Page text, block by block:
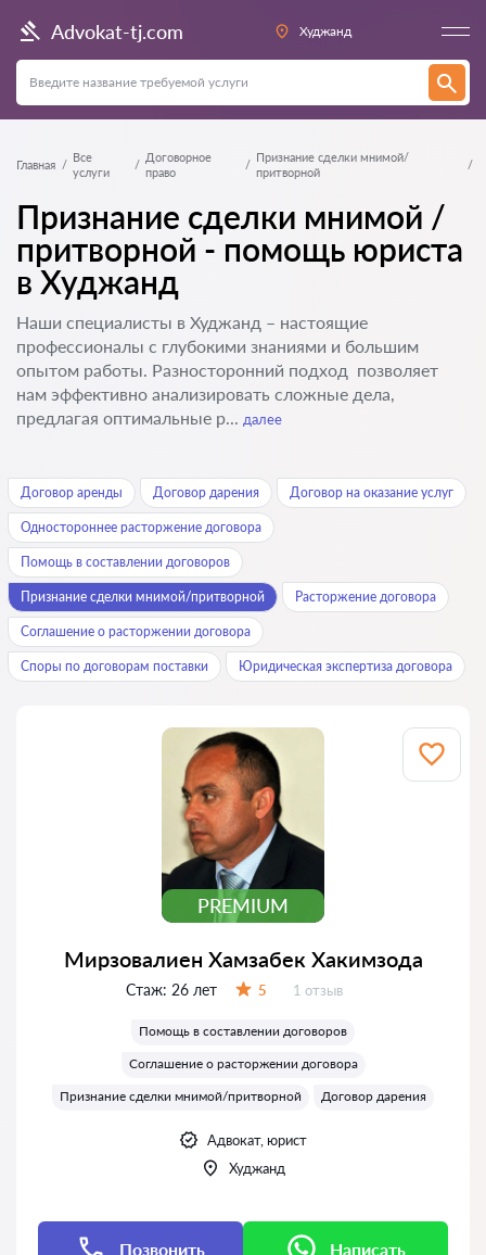
Advokat-tj.com Худжанд
Главная
Все
услуги
Договорное
право
Признание сделки мнимой/
притворной
Признание сделки мнимой /
притворной - помощь юриста
в Худжанд
Наши специалисты в Худжанд – настоящие
профессионалы с глубокими знаниями и большим
опытом работы. Разносторонний подход позволяет
нам эффективно анализировать сложные дела,
предлагая оптимальные р... далее
Договор аренды Договор дарения Договор на оказание услуг
Одностороннее расторжение договора
Помощь в составлении договоров
Признание сделки мнимой/притворной Расторжение договора
Соглашение о расторжении договора
Споры по договорам поставки Юридическая экспертиза договора
PREMIUM
Мирзовалиен Хамзабек Хакимзода
Стаж: 26 лет 5 Отзывов:
1 отзыв
Помощь в составлении договоров
Соглашение о расторжении договора
Признание сделки мнимой/притворной
Договор дарения
Адвокат, юрист
Худжанд
Позвонить Написать